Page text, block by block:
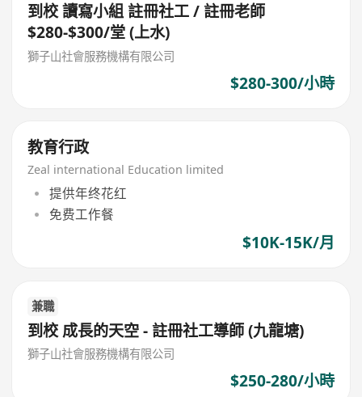
到校 讀寫小組 註冊社工 / 註冊老師
$280-$300/堂 (上水)
獅子山社會服務機構有限公司
$280-300/小時
教育行政
Zeal international Education limited
提供年终花红
免费工作餐
$10K-15K/月
兼職
到校 成長的天空 - 註冊社工導師 (九龍塘)
獅子山社會服務機構有限公司
$250-280/小時